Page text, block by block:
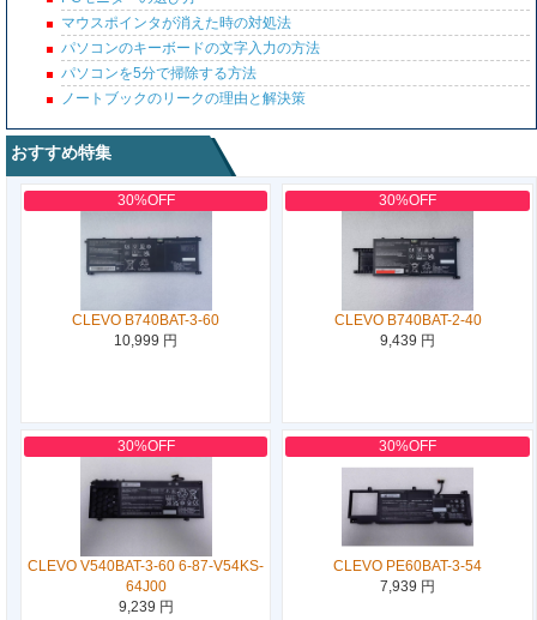
マウスポインタが消えた時の対処法
パソコンのキーボードの文字入力の方法
パソコンを5分で掃除する方法
ノートブックのリークの理由と解決策
おすすめ特集
30%OFF
CLEVO B740BAT-3-60
10,999 円
30%OFF
CLEVO B740BAT-2-40
9,439 円
30%OFF
CLEVO V540BAT-3-60 6-87-V54KS-
64J00
9,239 円
30%OFF
CLEVO PE60BAT-3-54
7,939 円